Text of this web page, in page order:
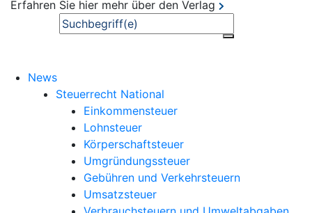
Erfahren Sie hier mehr über den Verlag
Suche
News
Steuerrecht National
Einkommensteuer
Lohnsteuer
Körperschaftsteuer
Umgründungssteuer
Gebühren und Verkehrsteuern
Umsatzsteuer